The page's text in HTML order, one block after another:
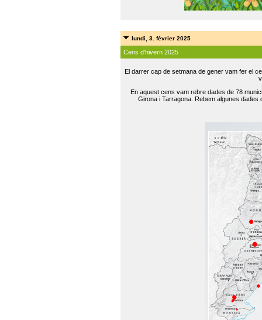
lundi, 3. février 2025
Cens d'hivern 2025
El darrer cap de setmana de gener vam fer el
En aquest cens vam rebre dades de 78
Girona i Tarragona. Rebem algunes